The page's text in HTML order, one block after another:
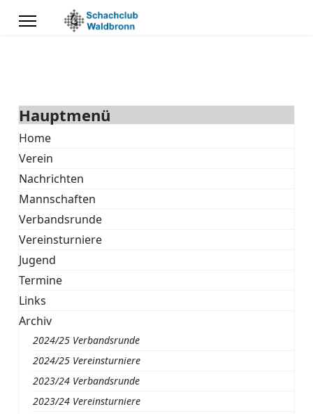
Hauptmenü
Home
Verein
Nachrichten
Mannschaften
Verbandsrunde
Vereinsturniere
Jugend
Termine
Links
Archiv
2024/25 Verbandsrunde
2024/25 Vereinsturniere
2023/24 Verbandsrunde
2023/24 Vereinsturniere